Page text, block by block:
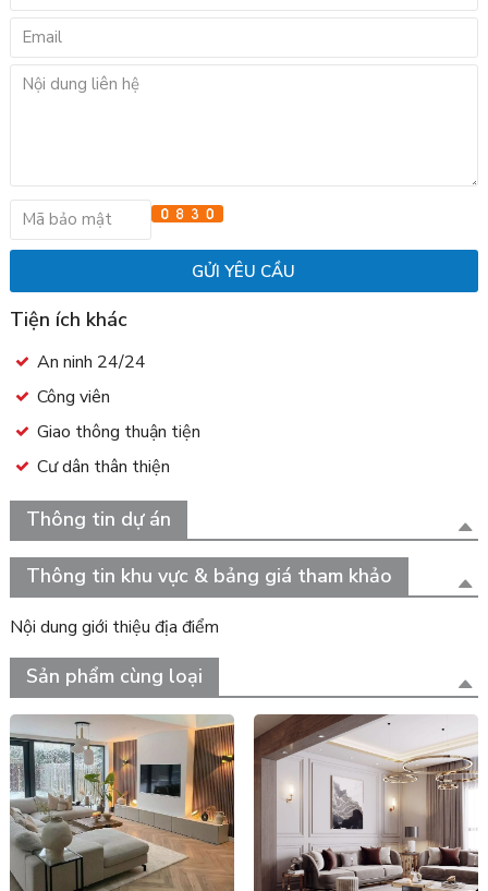
Tiện ích khác
An ninh 24/24
Công viên
Giao thông thuận tiện
Cư dân thân thiện
Thông tin dự án
Thông tin khu vực & bảng giá tham khảo
Nội dung giới thiệu địa điểm
Sản phẩm cùng loại